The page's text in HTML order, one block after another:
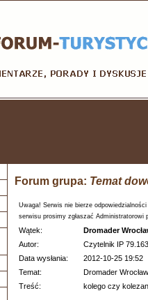
Forum grupa: Temat
Uwaga! Serwis nie bierze
serwisu prosimy zgłaszać Administratorowi
Wątek:
Dromader
Autor:
Czytelnik IP
Data wysłania:
2012-10-25 19:52
Temat:
Dromader
Treść:
kolego czy